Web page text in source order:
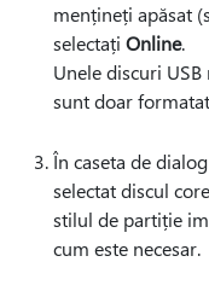
mențineți apăsat
selectați Online.
Unele discuri
sunt doar
În caseta de dialog
selectat discul
stilul de partiție
cum este necesar.